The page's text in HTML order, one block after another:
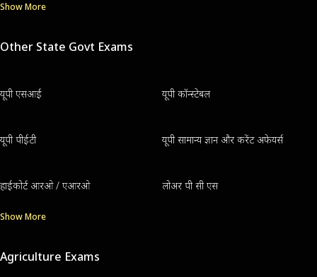
Show More
Other State Govt Exams
यूपी एसआई यूपी कॉन्स्टेबल
यूपी पीईटी यूपी सामान्य ज्ञान और करेंट अफेयर्स
हाईकोर्ट आरओ / एआरओ लोअर पी सी एस
Show More
Agriculture Exams